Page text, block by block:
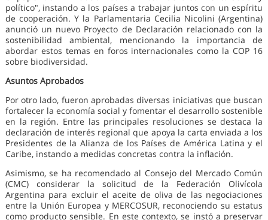
político", instando a los países a trabajar juntos con un espíritu
de cooperación. Y la Parlamentaria Cecilia Nicolini (Argentina)
anunció un nuevo Proyecto de Declaración relacionado con la
sostenibilidad ambiental, mencionando la importancia de
abordar estos temas en foros internacionales como la COP 16
sobre biodiversidad.
Asuntos Aprobados
Por otro lado, fueron aprobadas diversas iniciativas que buscan
fortalecer la economía social y fomentar el desarrollo sostenible
en la región. Entre las principales resoluciones se destaca la
declaración de interés regional que apoya la carta enviada a los
Presidentes de la Alianza de los Países de América Latina y el
Caribe, instando a medidas concretas contra la inflación.
Asimismo, se ha recomendado al Consejo del Mercado Común
(CMC) considerar la solicitud de la Federación Olivícola
Argentina para excluir el aceite de oliva de las negociaciones
entre la Unión Europea y MERCOSUR, reconociendo su estatus
como producto sensible. En este contexto, se instó a preservar